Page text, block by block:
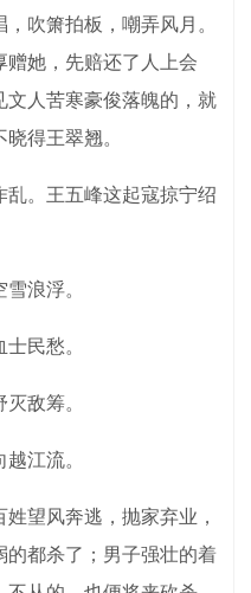
吹箫拍板，嘲弄风月。
赠她，先赔还了人上会
文人苦寒豪俊落魄的，就
得王翠翘。
。王五峰这起寇掠宁绍
浪浮。
民愁。
敌筹。
江流。
望风奔逃，抛家弃业，
的都杀了；男子强壮的着